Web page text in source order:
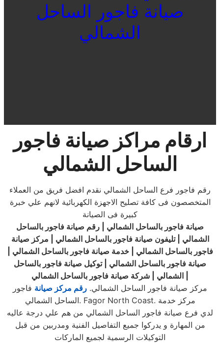
صيانة فاجور الساحل
الشمالي
ارقام مراكز صيانة فاجور
الساحل الشمالي
رقم فاجور فرع الساحل الشمالي نقدم افضل فريق من العملاء
المتخصصون فى كافة تصليح الاجهزة الكهربائية لانهم علي خبرة
كبيرة فى الصيانة
صيانة فاجور بالساحل الشمالي | رقم صيانة فاجور بالساحل
الشمالي | تليفون صيانة فاجور بالساحل الشمالي | مركز صيانة
فاجور بالساحل الشمالي | خدمة صيانة فاجور بالساحل الشمالي |
صيانة فاجور بالساحل الشمالي | توكيل صيانة فاجور بالساحل
الشمالي
شركة صيانة فاجور بالساحل الشمالي
مركز صيانة فاجور الساحل الشمالي. رقم مركز صيانة فاجور
الساحل الشمالي. Fagor North Coast. مركز خدمة
لدي فرع صيانة فاجور الساحل الشمالي من هم علي درجة عاليه
من المهارة و يدركوا جميع التفاصيل الفنية ومدربين من قبل
التوكيلات الرسمية لجميع الماركات